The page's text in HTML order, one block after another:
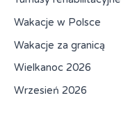
Wakacje w Polsce
Wakacje za granicą
Wielkanoc 2026
Wrzesień 2026